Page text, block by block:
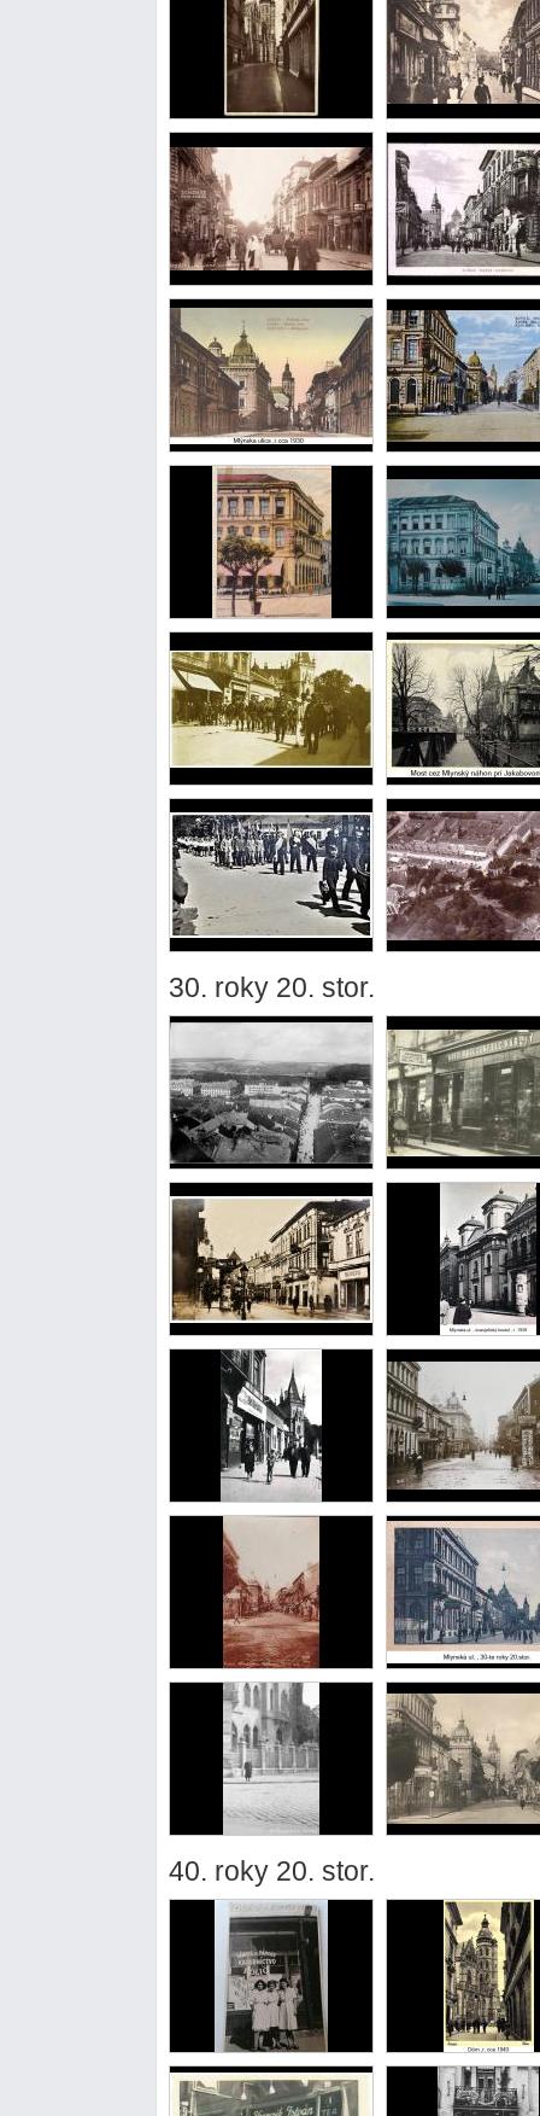
30. roky 20. stor.
40. roky 20. stor.